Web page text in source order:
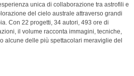
unica di collaborazione tra astrofili e
del cielo australe attraverso grandi
Con 22 progetti, 34 autori, 493 ore di
il volume racconta immagini, tecniche,
alcune delle più spettacolari meraviglie del